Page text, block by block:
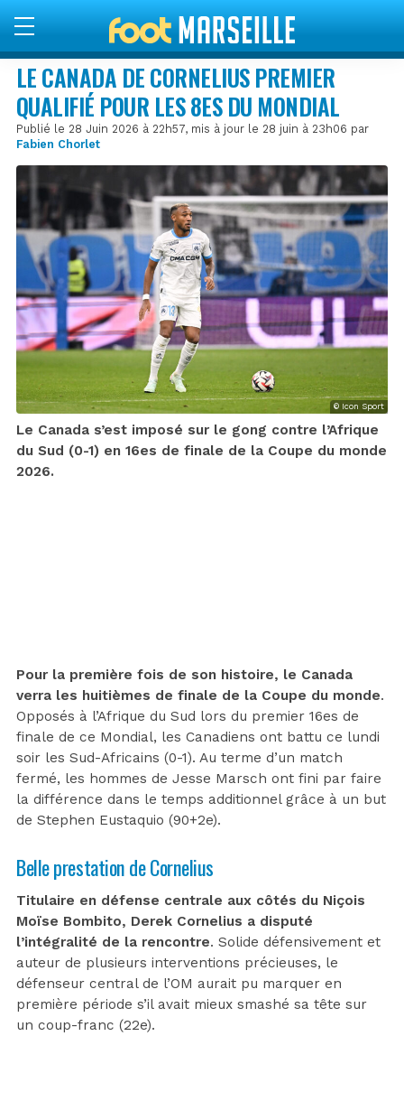
LE CANADA DE CORNELIUS PREMIER
QUALIFIÉ POUR LES 8ES DU MONDIAL
Publié le 28 Juin 2026 à 22h57, mis à jour le 28 juin à 23h06 par
Fabien Chorlet
© Icon Sport
Le Canada s’est imposé sur le gong contre l’Afrique
du Sud (0-1) en 16es de finale de la Coupe du monde
2026.
Pour la première fois de son histoire, le Canada
verra les huitièmes de finale de la Coupe du monde.
Opposés à l’Afrique du Sud lors du premier 16es de
finale de ce Mondial, les Canadiens ont battu ce lundi
soir les Sud-Africains (0-1). Au terme d’un match
fermé, les hommes de Jesse Marsch ont fini par faire
la différence dans le temps additionnel grâce à un but
de Stephen Eustaquio (90+2e).
Belle prestation de Cornelius
Titulaire en défense centrale aux côtés du Niçois
Moïse Bombito, Derek Cornelius a disputé
l’intégralité de la rencontre. Solide défensivement et
auteur de plusieurs interventions précieuses, le
défenseur central de l’OM aurait pu marquer en
première période s’il avait mieux smashé sa tête sur
un coup-franc (22e).